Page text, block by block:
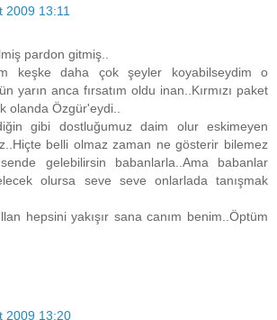
2009 13:11
pardon gitmiş..
keşke daha çok şeyler koyabilseydim o
yarın anca fırsatım oldu inan..Kırmızı paket
olanda Özgür'eydi..
gibi dostluğumuz daim olur eskimeyen
belli olmaz zaman ne gösterir bilemez
gelebilirsin babanlarla..Ama babanlar
olursa seve seve onlarlada tanışmak
hepsini yakışır sana canım benim..Öptüm
2009 13:20